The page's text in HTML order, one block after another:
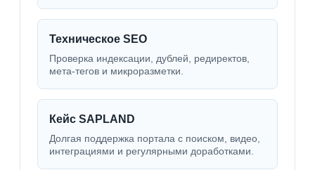
Техническое SEO
Проверка индексации, дублей, редиректов,
мета-тегов и микроразметки.
Кейс SAPLAND
Долгая поддержка портала с поиском, видео,
интеграциями и регулярными доработками.